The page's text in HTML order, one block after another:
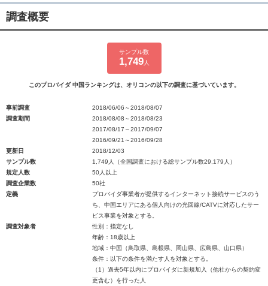
調査概要
サンプル数
1,749人
このプロバイダ 中国ランキングは、オリコンの以下の調査に基づいています。
事前調査
2018/06/06～2018/08/07
調査期間
2018/08/08～2018/08/23
2017/08/17～2017/09/07
2016/09/21～2016/09/28
更新日
2018/12/03
サンプル数
1,749人（全国調査における総サンプル数29,179人）
規定人数
50人以上
調査企業数
50社
定義
プロバイダ事業者が提供するインターネット接続サービスのう
ち、中国エリアにある個人向けの光回線/CATVに対応したサー
ビス事業を対象とする。
調査対象者
性別：指定なし
年齢：18歳以上
地域：中国（鳥取県、島根県、岡山県、広島県、山口県）
条件：以下の条件を満たす人を対象とする。
（1）過去5年以内にプロバイダに新規加入（他社からの契約変
更含む）を行った人